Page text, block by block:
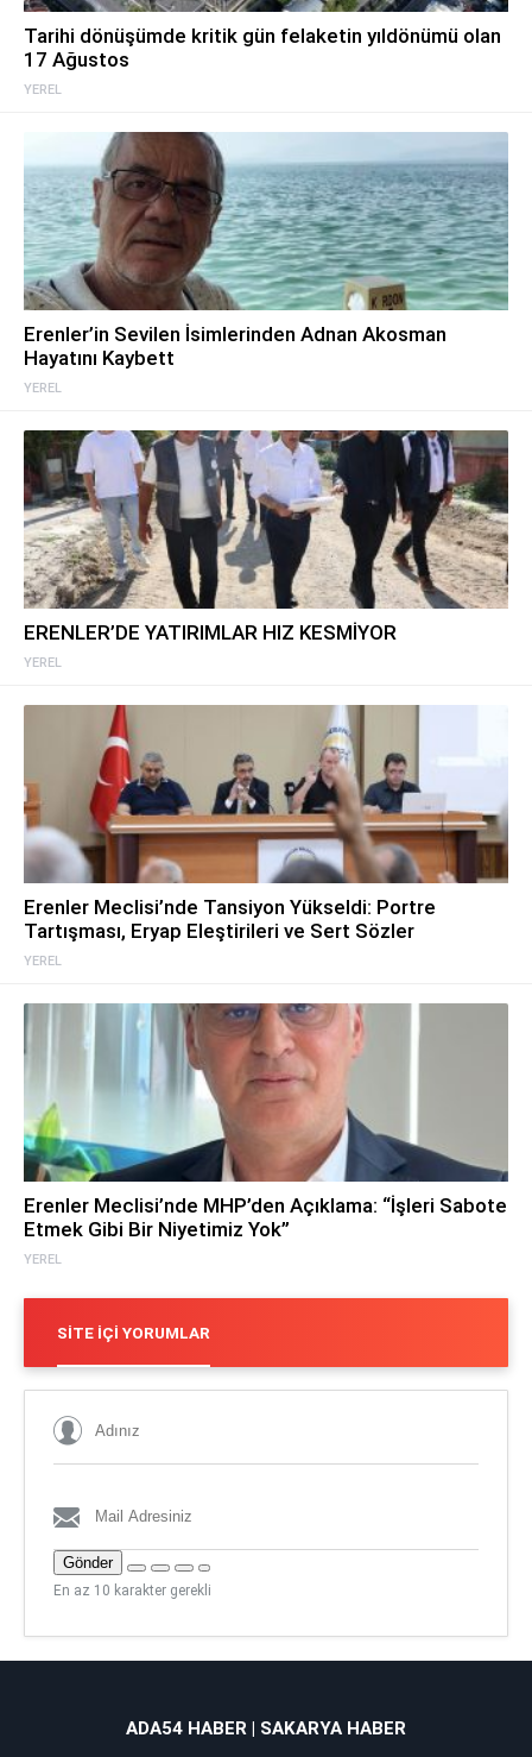
YEREL
Tarihi dönüşümde kritik gün felaketin yıldönümü olan
17 Ağustos
YEREL
Erenler’in Sevilen İsimlerinden Adnan Akosman
Hayatını Kaybett
YEREL
ERENLER’DE YATIRIMLAR HIZ KESMİYOR
YEREL
Erenler Meclisi’nde Tansiyon Yükseldi: Portre
Tartışması, Eryap Eleştirileri ve Sert Sözler
YEREL
Erenler Meclisi’nde MHP’den Açıklama: “İşleri Sabote
Etmek Gibi Bir Niyetimiz Yok”
SITE İÇI YORUMLAR
Gönder
En az 10 karakter gerekli
ADA54 HABER | SAKARYA HABER